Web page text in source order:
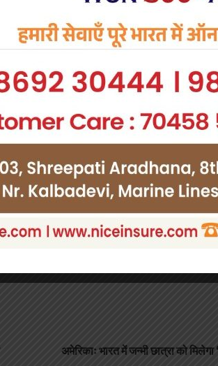
and acknowledge the data practices in our Privacy
do you think?
Sleepy Angry Dead
अमेरिकाः भारत में जन्मी छात्रा को